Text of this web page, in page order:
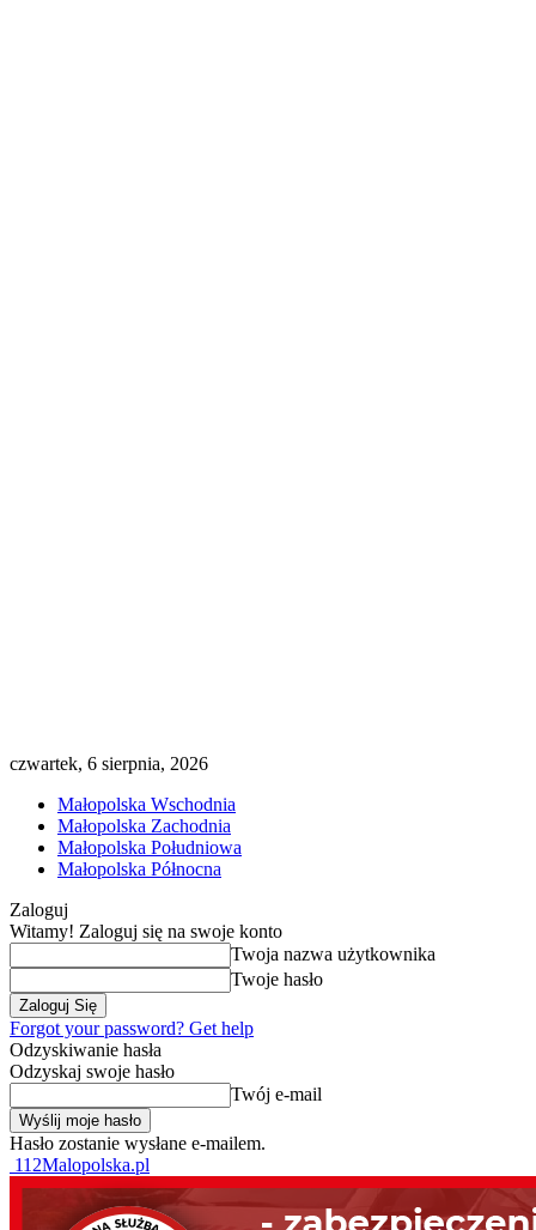
czwartek, 6 sierpnia, 2026
Małopolska Wschodnia
Małopolska Zachodnia
Małopolska Południowa
Małopolska Północna
Zaloguj
Witamy! Zaloguj się na swoje konto
Twoja nazwa użytkownika
Twoje hasło
Forgot your password? Get help
Odzyskiwanie hasła
Odzyskaj swoje hasło
Twój e-mail
Hasło zostanie wysłane e-mailem.
112Malopolska.pl